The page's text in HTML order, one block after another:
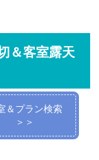
＆客室露天
＆プラン検索
＞＞